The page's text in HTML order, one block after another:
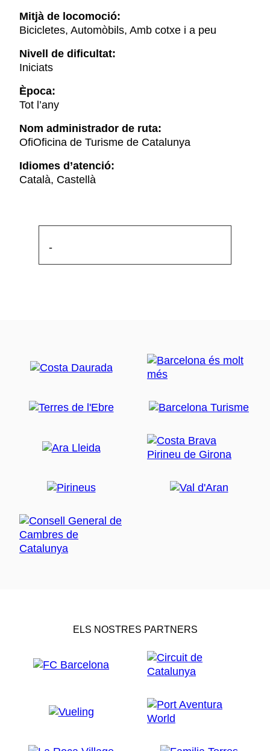
Mitjà de locomoció:
Bicicletes, Automòbils, Amb cotxe i a peu
Nivell de dificultat:
Iniciats
Època:
Tot l’any
Nom administrador de ruta:
OfiOficina de Turisme de Catalunya
Idiomes d’atenció:
Català, Castellà
-
ELS NOSTRES PARTNERS